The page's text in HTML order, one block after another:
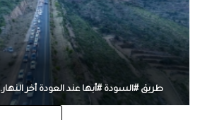
طريق #السودة #أبها عند العودة أخر النهار.